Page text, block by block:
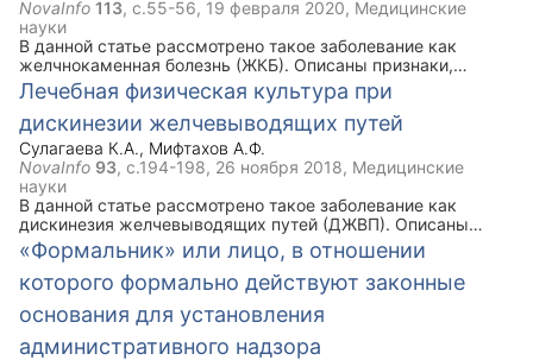
NovaInfo 113, с.55-56, 19 февраля 2020, Медицинские
науки
В данной статье рассмотрено такое заболевание как
желчнокаменная болезнь (ЖКБ). Описаны признаки,
симптомы, задачи ЛФК при данной болезни. Ключевым
моментом статьи является комплекс упражнений лечебной
физической культуры при ЖКБ, который рекомендован
наряду с медикаментозным лечением.
Лечебная физическая культура при
дискинезии желчевыводящих путей
Сулагаева К.А., Мифтахов А.Ф.
NovaInfo 93, с.194-198, 26 ноября 2018, Медицинские
науки
В данной статье рассмотрено такое заболевание как
дискинезия желчевыводящих путей (ДЖВП). Описаны
виды, признаки и симптомы данной болезни. Ключевым
моментом статьи является комплекс упражнений лечебной
физической культуры при ДЖВП, который рекомендован
наряду с медикаментозным лечением.
«Формальник» или лицо, в отношении
которого формально действуют законные
основания для установления
административного надзора